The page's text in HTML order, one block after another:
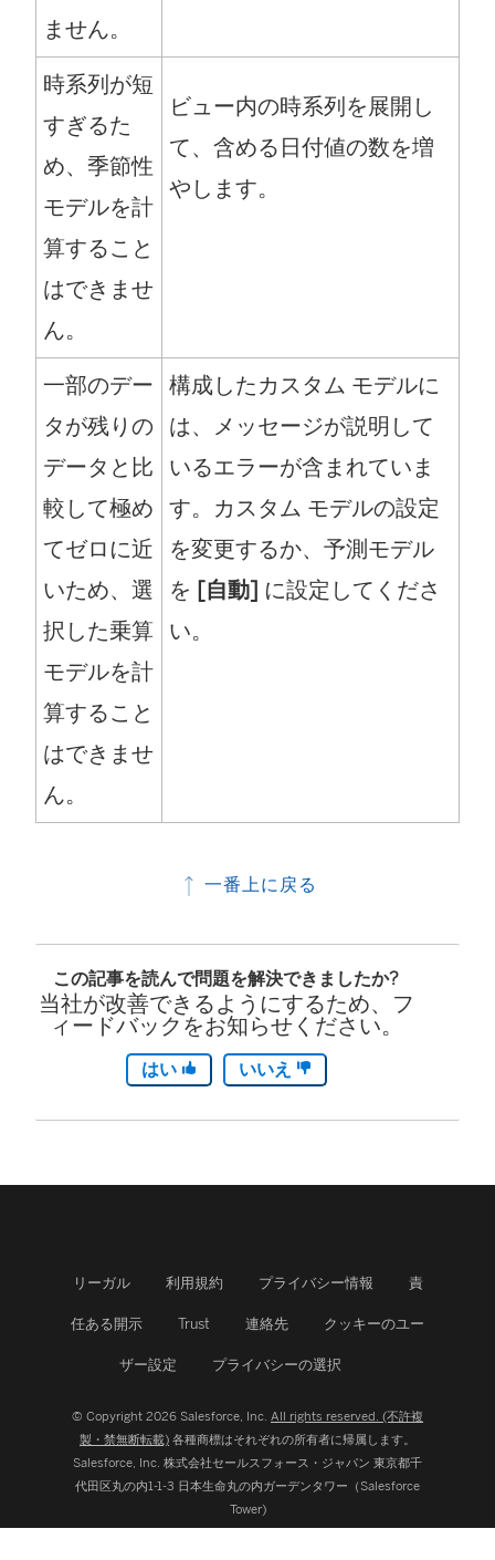
ません。
時系列が短
すぎるた
め、季節性
モデルを計
算すること
はできませ
ん。
ビュー内の時系列を展開し
て、含める日付値の数を増
やします。
一部のデー
タが残りの
データと比
較して極め
てゼロに近
いため、選
択した乗算
モデルを計
算すること
はできませ
ん。
構成したカスタム モデルに
は、メッセージが説明して
いるエラーが含まれていま
す。カスタム モデルの設定
を変更するか、予測モデル
を [自動] に設定してくださ
い。
一番上に戻る
この記事を読んで問題を解決できましたか?
当社が改善できるようにするため、フ
ィードバックをお知らせください。
はい いいえ
リーガル 利用規約 プライバシー情報 責
任ある開示 Trust 連絡先 クッキーのユー
ザー設定 プライバシーの選択
© Copyright 2026 Salesforce, Inc. All rights reserved. (不許複
製・禁無断転載) 各種商標はそれぞれの所有者に帰属します。
Salesforce, Inc. 株式会社セールスフォース・ジャパン 東京都千
代田区丸の内1-1-3 日本生命丸の内ガーデンタワー（Salesforce
Tower)